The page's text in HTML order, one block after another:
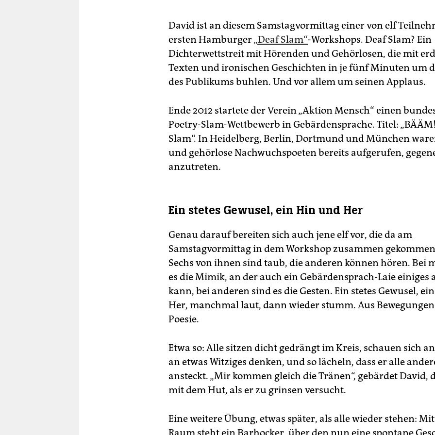
David ist an diesem Samstagvormittag einer von elf
ersten Hamburger„Deaf Slam“-Workshops. Deaf Slam? Ein
Dichterwettstreit mit Hörenden und Gehörlosen, die mit
Texten und ironischen Geschichten in je fünf Minuten um
des Publikums buhlen. Und vor allem um seinen Applaus.
Ende 2012 startete der Verein „Aktion Mensch“ einen
Poetry-Slam-Wettbewerb in Gebärdensprache. Titel:
Slam“. In Heidelberg, Berlin, Dortmund und München
und gehörlose Nachwuchspoeten bereits aufgerufen,
anzutreten.
Ein stetes Gewusel, ein Hin und Her
Genau darauf bereiten sich auch jene elf vor, die da am
Samstagvormittag in dem Workshop zusammen
Sechs von ihnen sind taub, die anderen können hören. Bei
es die Mimik, an der auch ein Gebärdensprach-Laie einiges
kann, bei anderen sind es die Gesten. Ein stetes Gewusel,
Her, manchmal laut, dann wieder stumm. Aus
Poesie.
Etwa so: Alle sitzen dicht gedrängt im Kreis, schauen sich
an etwas Witziges denken, und so lächeln, dass er alle
ansteckt. „Mir kommen gleich die Tränen“, gebärdet David,
mit dem Hut, als er zu grinsen versucht.
Eine weitere Übung, etwas später, als alle wieder stehen:
Raum steht ein Barhocker, über den nun eine spontane